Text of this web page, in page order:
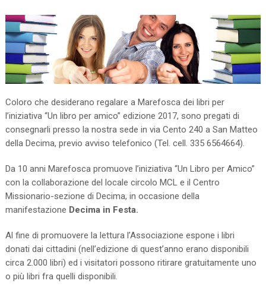
Coloro che desiderano regalare a Marefosca dei libri per
l’iniziativa “Un libro per amico” edizione 2017, sono pregati di
consegnarli presso la nostra sede in via Cento 240 a San Matteo
della Decima, previo avviso telefonico (Tel. cell. 335 6564664).
Da 10 anni Marefosca promuove l’iniziativa “Un Libro per Amico”
con la collaborazione del locale circolo MCL e il Centro
Missionario-sezione di Decima, in occasione della
manifestazione Decima in Festa.
Al fine di promuovere la lettura l’Associazione espone i libri
donati dai cittadini (nell’edizione di quest’anno erano disponibili
circa 2.000 libri) ed i visitatori possono ritirare gratuitamente uno
o più libri fra quelli disponibili.